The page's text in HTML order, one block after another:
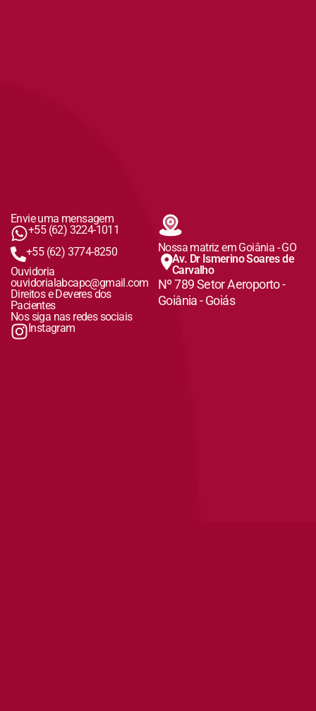
Envie uma mensagem
+55 (62) 3224-1011
+55 (62) 3774-8250
Ouvidoria
ouvidorialabcapc@gmail.com
Direitos e Deveres dos
Pacientes
Nos siga nas redes sociais
Instagram
Nossa matriz em Goiânia - GO
Av. Dr Ismerino Soares de
Carvalho
Nº 789 Setor Aeroporto -
Goiânia - Goiás